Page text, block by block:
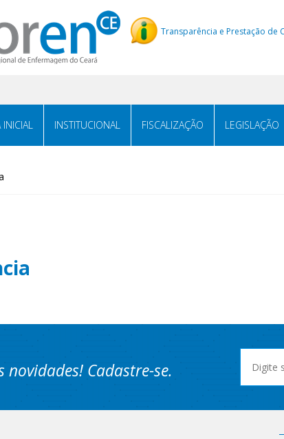
Transparência e Prestação de
INICIAL INSTITUCIONAL FISCALIZAÇÃO LEGISLAÇÃO
novidades! Cadastre-se.